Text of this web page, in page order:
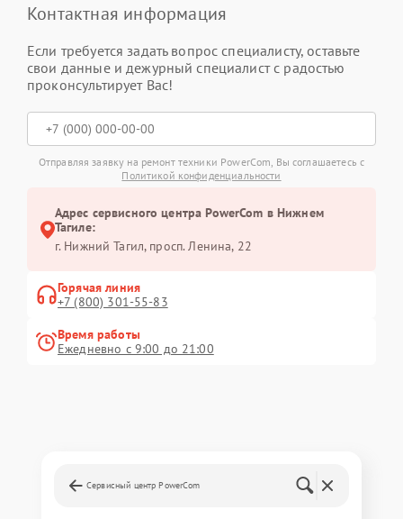
Контактная информация
Если требуется задать вопрос специалисту, оставьте
свои данные и дежурный специалист с радостью
проконсультирует Вас!
Отправляя заявку на ремонт техники PowerCom, Вы соглашаетесь с
Политикой конфиденциальности
Адрес сервисного центра PowerCom в Нижнем
Тагиле:
г. Нижний Тагил, просп. Ленина, 22
Горячая линия
+7 (800) 301-55-83
Время работы
Ежедневно с 9:00 до 21:00
Сервисный центр PowerCom